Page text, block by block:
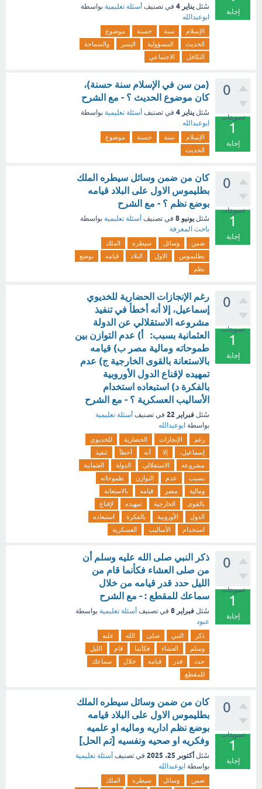
إجابة
سُئل يناير 4 في تصنيف أسئلة تعليمية بواسطة
ابوعبدالله
الإسلام سنة حسنة
موضوع
الحديث
المسؤولية اليسر
والسماحة
التكافل
الاجتماعي
0
تصويتات
1
إجابة
(من سن في الإسلام سنة حسنة)،
كان موضوع الحديث ؟ - مع الشرح
سُئل يناير 4 في تصنيف أسئلة تعليمية بواسطة
ابوعبدالله
الإسلام سنة حسنة
موضوع
الحديث
0
تصويتات
1
إجابة
كان من ضمن وسائل سيطره الملك
بطليموس الاول على البلاد قيامه
بوضع نظم ؟ - مع الشرح
سُئل يونيو 8 في تصنيف أسئلة تعليمية بواسطة
باحث المعرفة
ضمن وسائل سيطره
الملك
بطليموس
الاول البلاد قيامه
بوضع
نظم
0
تصويتات
1
إجابة
رغم الإنجازات الحضارية للخديوي
إسماعيل، إلا أنه أخطأ في تنفيذ
مشروعه الاستقلالي عن الدولة
العثمانية بسبب: أ) عدم التوازن بين
طموحاته ومالية مصر ب) قيامه
بالاستعانة بالقوى الخارجية ج) عدم
تمهيده لإقناع الدول الأوروبية
بالفكرة د) استبعاده استخدام
الأساليب العسكرية ؟ - مع الشرح
سُئل فبراير 22 في تصنيف أسئلة تعليمية
بواسطة ابوعبدالله
رغم الإنجازات الحضارية
للخديوي
إسماعيل،
إلا أنه أخطأ
تنفيذ
مشروعه
الاستقلالي الدولة
العثمانية
بسبب
عدم التوازن
طموحاته
ومالية
مصر قيامه
بالاستعانة
بالقوى
الخارجية تمهيده
لإقناع
الدول
الأوروبية بالفكرة
استبعاده
استخدام
الأساليب العسكرية
0
تصويتات
1
إجابة
ذكر النبي صلى الله عليه وسلم أن
من صلى العشاء فكأنما قام من
الليل حدد قدر قيامه من خلال
سماعك للمقطع : - مع الشرح
سُئل فبراير 8 في تصنيف أسئلة تعليمية بواسطة
عبود
ذكر النبي صلى الله
عليه
وسلم
العشاء فكأنما قام
الليل
حدد
قدر قيامه خلال
سماعك
للمقطع
0
تصويتات
1
إجابة
كان من ضمن وسائل سيطره الملك
بطليموس الاول على البلاد قيامه
بوضع نظم اداريه وماليه او علميه
وفكريه او صحيه ونفسيه [تم الحل]
سُئل أكتوبر 25، 2025 في تصنيف أسئلة تعليمية
بواسطة ابوعبدالله
ضمن وسائل سيطره الملك